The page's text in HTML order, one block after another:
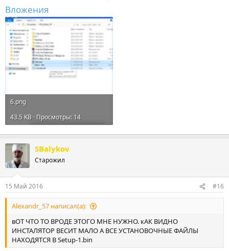
Вложения
6.png
43.5 KB · Просмотры: 14
SBalykov
Старожил
15 Май 2016 #16
Alexandr_57 написал(а):
вОТ ЧТО ТО ВРОДЕ ЭТОГО МНЕ НУЖНО. кАК ВИДНО
ИНСТАЛЯТОР ВЕСИТ МАЛО А ВСЕ УСТАНОВОЧНЫЕ ФАЙЛЫ
НАХОДЯТСЯ В Setup-1.bin